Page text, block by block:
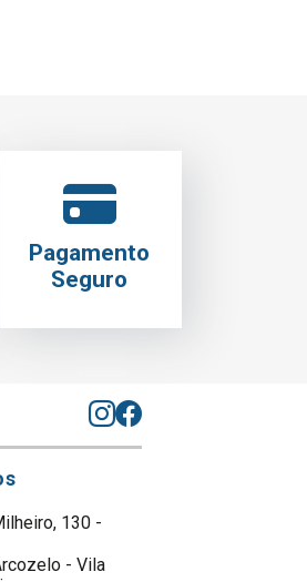
Pagamento
Seguro
130 -
- Vila